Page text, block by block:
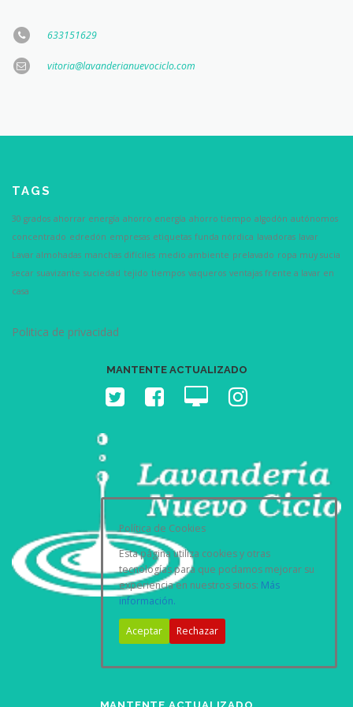
633151629
vitoria@lavanderianuevociclo.com
TAGS
30 grados ahorrar energía ahorro energía ahorro tiempo algodón autónomos
concentrado edredón empresas etiquetas funda nórdica lavadoras lavar
Lavar almohadas manchas difíciles medio ambiente prelavado ropa muy sucia
secar suavizante suciedad tejido tiempos vaqueros ventajas frente a lavar en
casa
Politica de privacidad
MANTENTE ACTUALIZADO
Política de Cookies
Esta página utiliza cookies y otras
tecnologías para que podamos mejorar su
experiencia en nuestros sitios: Más
información.
Aceptar Rechazar